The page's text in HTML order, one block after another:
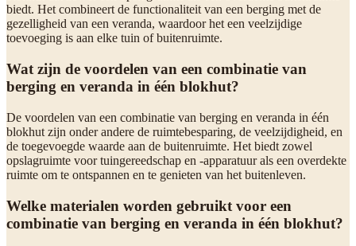
biedt. Het combineert de functionaliteit van een berging met de
gezelligheid van een veranda, waardoor het een veelzijdige
toevoeging is aan elke tuin of buitenruimte.
Wat zijn de voordelen van een combinatie van
berging en veranda in één blokhut?
De voordelen van een combinatie van berging en veranda in één
blokhut zijn onder andere de ruimtebesparing, de veelzijdigheid, en
de toegevoegde waarde aan de buitenruimte. Het biedt zowel
opslagruimte voor tuingereedschap en -apparatuur als een overdekte
ruimte om te ontspannen en te genieten van het buitenleven.
Welke materialen worden gebruikt voor een
combinatie van berging en veranda in één blokhut?